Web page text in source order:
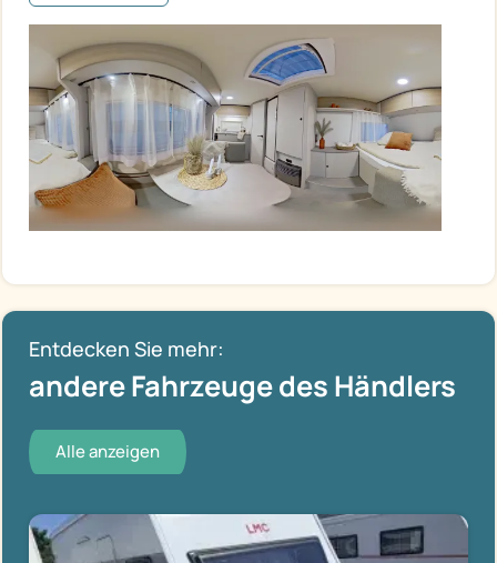
Entdecken Sie mehr:
andere Fahrzeuge des Händlers
Alle anzeigen